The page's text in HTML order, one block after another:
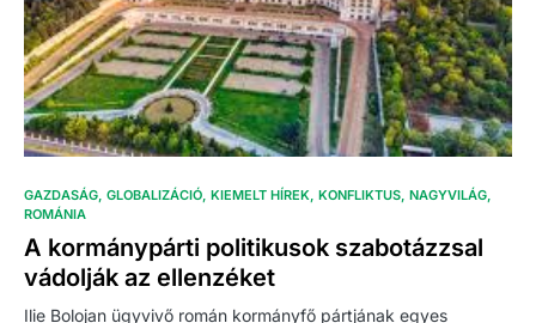
GAZDASÁG GLOBALIZÁCIÓ KIEMELT HÍREK KONFLIKTUS NAGYVILÁG
ROMÁNIA
A kormánypárti politikusok szabotázzsal
vádolják az ellenzéket
Ilie Bolojan ügyvivő román kormányfő pártjának egyes